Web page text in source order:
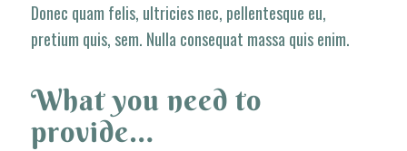
Donec quam felis, ultricies nec, pellentesque eu,
pretium quis, sem. Nulla consequat massa quis enim.
What you need to
provide…